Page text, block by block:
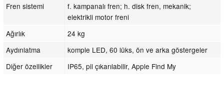
Fren sistemi
f. kampanalı fren; h. disk fren, mekanik;
elektrikli motor freni
Ağırlık
24 kg
Aydınlatma
komple LED, 60 lüks, ön ve arka göstergeler
Diğer özellikler
IP65, pil çıkarılabilir, Apple Find My